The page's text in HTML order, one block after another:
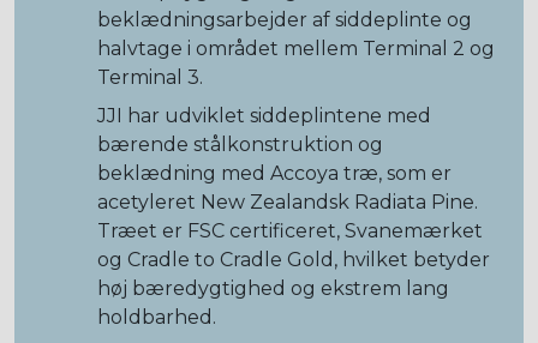
beklædningsarbejder af siddeplinte og
halvtage i området mellem Terminal 2 og
Terminal 3.
JJI har udviklet siddeplintene med
bærende stålkonstruktion og
beklædning med Accoya træ, som er
acetyleret New Zealandsk Radiata Pine.
Træet er FSC certificeret, Svanemærket
og Cradle to Cradle Gold, hvilket betyder
høj bæredygtighed og ekstrem lang
holdbarhed.